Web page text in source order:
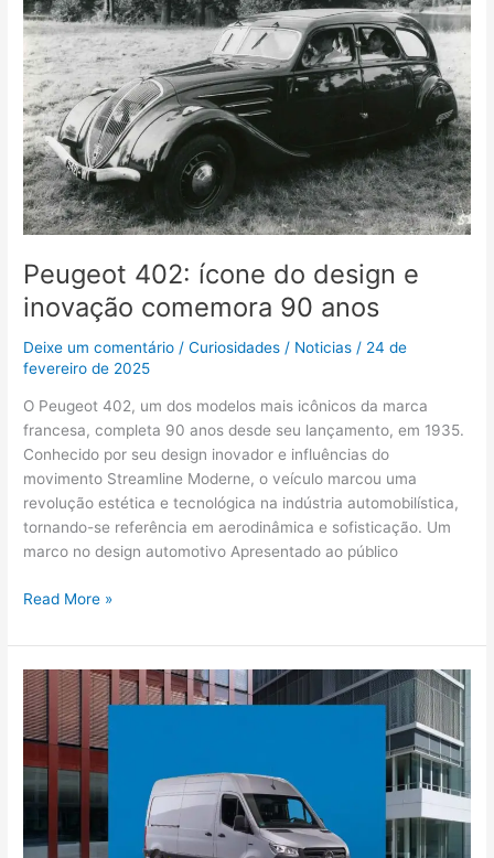
Peugeot 402: ícone do design e
inovação comemora 90 anos
Deixe um comentário /Curiosidades / Noticias / 24 de
fevereiro de 2025
O Peugeot 402, um dos modelos mais icônicos da marca
francesa, completa 90 anos desde seu lançamento, em 1935.
Conhecido por seu design inovador e influências do
movimento Streamline Moderne, o veículo marcou uma
revolução estética e tecnológica na indústria automobilística,
tornando-se referência em aerodinâmica e sofisticação. Um
marco no design automotivo Apresentado ao público
design
e
inovação
comemora
90
anos
Read More »
Mercedes-
Benz
Sprinter
celebra
sucesso